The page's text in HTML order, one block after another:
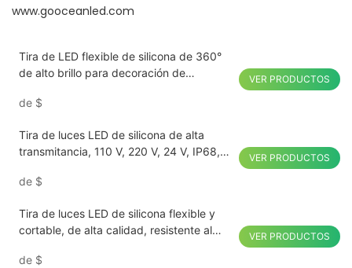
www.gooceanled.com
Tira de LED flexible de silicona de 360°
de alto brillo para decoración de
de $
VER PRODUCTOS
Tira de luces LED de silicona de alta
transmitancia, 110 V, 220 V, 24 V, IP68,
tensión.
de $
VER PRODUCTOS
Tira de luces LED de silicona flexible y
cortable, de alta calidad, resistente al
de $
VER PRODUCTOS